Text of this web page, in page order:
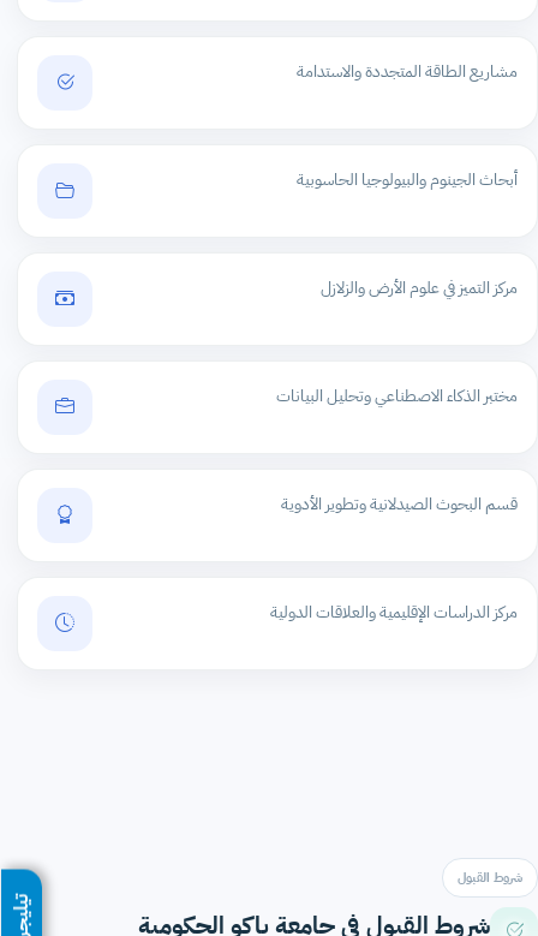
مشاريع الطاقة المتجددة والاستدامة
أبحاث الجينوم والبيولوجيا الحاسوبية
مركز التميز في علوم الأرض والزلازل
مختبر الذكاء الاصطناعي وتحليل البيانات
قسم البحوث الصيدلانية وتطوير الأدوية
مركز الدراسات الإقليمية والعلاقات الدولية
شروط القبول
شروط القبول في جامعة باكو الحكومية